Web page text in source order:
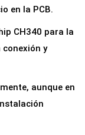
en la PCB.
CH340 para la
y
aunque en